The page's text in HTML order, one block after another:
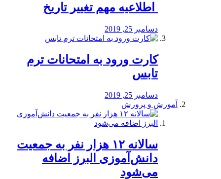
️ اطلاعیه مهم تغییر تاریخ
دسامبر 25, 2019
کارت ورود به امتحانات ترم
تابس
دسامبر 25, 2019
آموزش و پرورش
️سالانه ۱۲ هزار نفر به جمعیت
دانش‌آموزی البرز اضافه
می‌شود